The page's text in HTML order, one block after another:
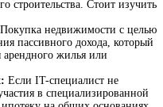
строительства. Стоит изучить
Покупка недвижимости с целью
пассивного дохода, который
арендного жилья или
Если IT-специалист не
в специализированной